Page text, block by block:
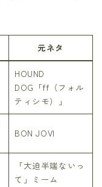
元ネタ
HOUND
DOG「ff（フォル
ティシモ）」
BON JOVI
「大迫半端ないっ
て」ミーム